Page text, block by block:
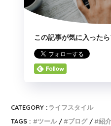
この記事が気に入った
CATEGORY :ライフスタイル
TAGS :
ツール ブログ 紹介